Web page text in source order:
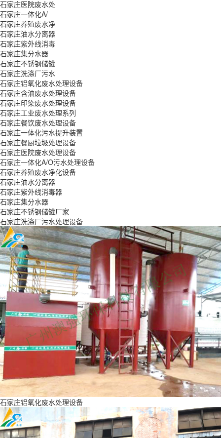
石家庄医院废水处
石家庄一体化A/
石家庄养殖废水净
石家庄油水分离器
石家庄紫外线消毒
石家庄集分水器
石家庄不锈钢储罐
石家庄洗涤厂污水
石家庄铝氧化废水处理设备
石家庄含油废水处理设备
石家庄印染废水处理设备
石家庄工业废水处理系列
石家庄餐饮废水处理设备
石家庄一体化污水提升装置
石家庄餐厨垃圾处理设备
石家庄医院废水处理设备
石家庄一体化A/O污水处理设备
石家庄养殖废水净化设备
石家庄油水分离器
石家庄紫外线消毒器
石家庄集分水器
石家庄不锈钢储罐厂家
石家庄洗涤厂污水处理设备
石家庄铝氧化废水处理设备